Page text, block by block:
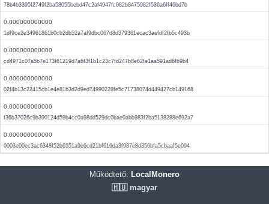
78b4b3395f2749f2ba58055bebd47c2af4947fc082b8475982f536a6ff46bd7b
0.000000000000
1df9ce2e34961861b0cb2db52a7af9dbc067d8d379361ecac3aefdf2fb5c493b
0.000000000000
cd4971c07a5b7e173f61219d7a6f3f1b1c23c7fd247b8e62fe1aa591ad6fb9b4
0.000000000000
02f4b13c22415cb1e4e81b3d2d9ed74990228fe5c71738074d449427cb149168
0.000000000000
f36b37026c9b390124d59b4cc0a98dd529dc0bae0abb983f2ba5138288e692a7
0.000000000000
0003e00ec3ac6348f52b6551a9e6cd21bf616da3f987e8d356bfa5cbaaf5e094
Működtető: LocalMonero
🇭🇺 magyar